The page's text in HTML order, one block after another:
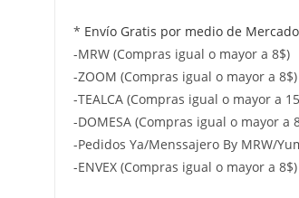
* Envío Gratis por medio de
-MRW (Compras igual o mayor a 8$)
-ZOOM (Compras igual o mayor a 8$)
-TEALCA (Compras igual o mayor a
-DOMESA (Compras igual o mayor a
-Pedidos Ya/Menssajero By MRW/
-ENVEX (Compras igual o mayor a 8$)